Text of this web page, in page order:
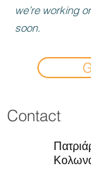
we’re working
soon.
Contact